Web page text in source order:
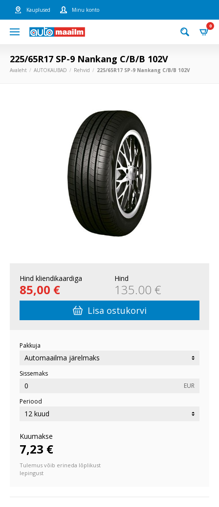
Kauplused Minu konto
0
225/65R17 SP-9 Nankang C/B/B 102V
Avaleht AUTOKAUBAD Rehvid 225/65R17 SP-9 Nankang C/B/B 102V
Hind kliendikaardiga
85,00 €
Hind
135.00 €
Lisa ostukorvi
Pakkuja
Sissemaks
EUR
Periood
Kuumakse
7,23 €
Tulemus võib erineda lõplikust
lepingust